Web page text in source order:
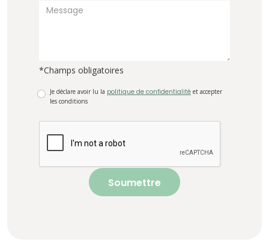
*Champs obligatoires
Je déclare avoir lu la politique de confidentialité et accepter
les conditions
Soumettre